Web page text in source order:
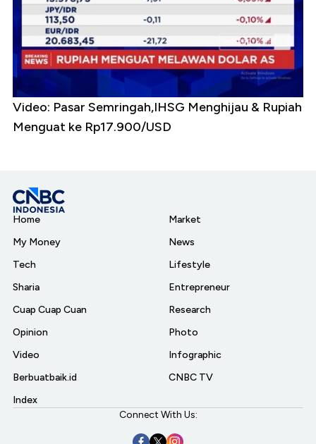
Video: Pasar Semringah,IHSG Menghijau & Rupiah
Menguat ke Rp17.900/USD
Home
My Money
Tech
Sharia
Cuap Cuap Cuan
Opinion
Video
Berbuatbaik.id
Index
Market
News
Lifestyle
Entrepreneur
Research
Photo
Infographic
CNBC TV
Connect With Us: